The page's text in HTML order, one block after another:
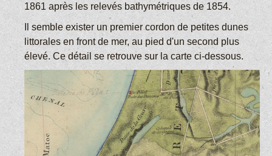
1861 après les relevés bathymétriques de 1854.
Il semble exister un premier cordon de petites dunes
littorales en front de mer, au pied d'un second plus
élevé. Ce détail se retrouve sur la carte ci-dessous.